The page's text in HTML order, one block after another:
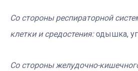
Со стороны респираторной
клетки и средостения:одышка,
Со стороны желудочно-